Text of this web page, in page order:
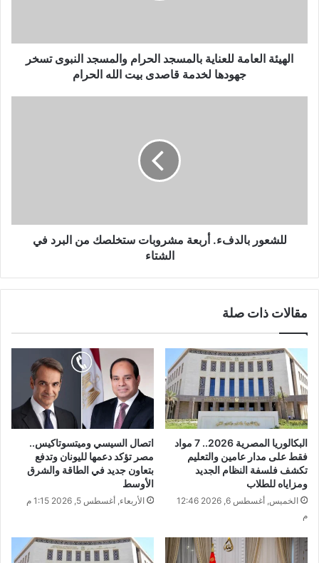
الهيئة العامة للعناية بالمسجد الحرام والمسجد النبوى تسخر
جهودها لخدمة قاصدى بيت الله الحرام
للشعور بالدفء. أربعة مشروبات ستخلصك من البرد في
الشتاء
مقالات ذات صلة
البكالوريا المصرية 2026.. 7 مواد
فقط على مدار عامين والتعليم
تكشف فلسفة النظام الجديد
ومزاياه للطلاب
الخميس, أغسطس 6, 2026 12:46
م
اتصال السيسي وميتسوتاكيس..
مصر تؤكد دعمها لليونان وتدفع
بتعاون جديد في الطاقة والشرق
الأوسط
الأربعاء, أغسطس 5, 2026 1:15 م